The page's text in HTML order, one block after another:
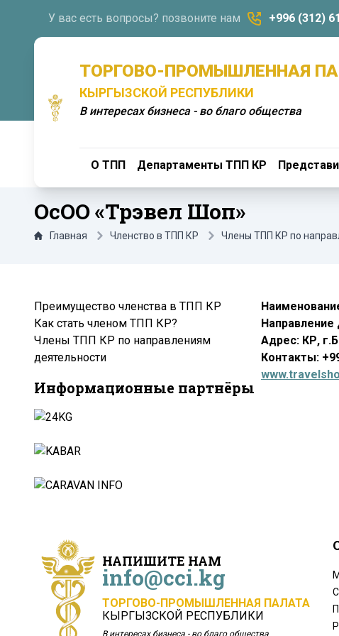
У вас есть вопросы? позвоните нам +996 (312)
ТОРГОВО-ПРОМЫШЛЕННАЯ
КЫРГЫЗСКОЙ РЕСПУБЛИКИ
В интересах бизнеса - во благо общества
О ТПП Департаменты ТПП КР
ОсОО «Трэвел Шоп»
Главная Членство в ТПП КР Члены ТПП КР по
Преимущество членства в ТПП КР
Как стать членом ТПП КР?
Члены ТПП КР по направлениям
деятельности
Информационные партнёры
Направление
Адрес: КР,
Контакты:
НАПИШИТЕ НАМ
info@cci.kg
ТОРГОВО-ПРОМЫШЛЕННАЯ ПАЛАТА
КЫРГЫЗСКОЙ РЕСПУБЛИКИ
В интересах бизнеса - во благо общества